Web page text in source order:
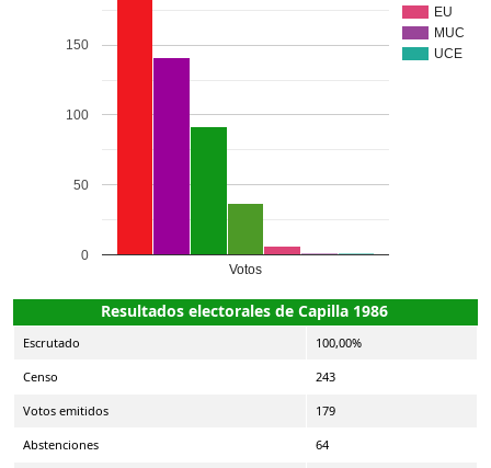
EU
MUC
UCE
Votos
0
50
100
150
Resultados electorales de Capilla 1986
Escrutado 100,00%
Censo 243
Votos emitidos 179
Abstenciones 64